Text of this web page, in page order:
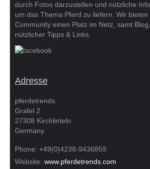
durch Fotos darzustellen und nützliche
um das Thema Pferd zu liefern. Wir
Community einen Platz im Netz, samt
nützlicher Tipps & Links.
Adresse
pferdetrends
Grafel 2
27308 Kirchlinteln
Germany
Phone: +49(0)4238-9436859
Website: www.pferdetrends.com